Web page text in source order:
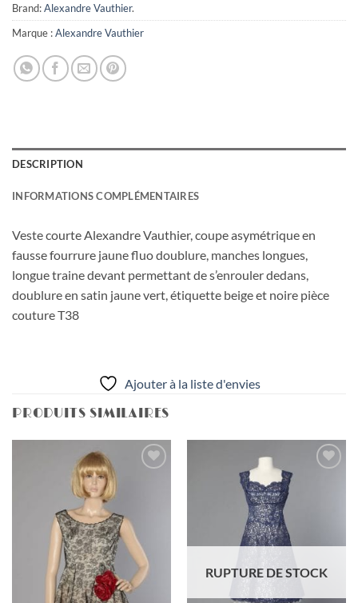
Brand:Alexandre Vauthier.
Marque :Alexandre Vauthier
DESCRIPTION
INFORMATIONS COMPLÉMENTAIRES
Veste courte Alexandre Vauthier, coupe asymétrique en
fausse fourrure jaune fluo doublure, manches longues,
longue traine devant permettant de s’enrouler dedans,
doublure en satin jaune vert, étiquette beige et noire pièce
couture T38
Ajouter à la liste d'envies
PRODUITS SIMILAIRES
RUPTURE DE STOCK